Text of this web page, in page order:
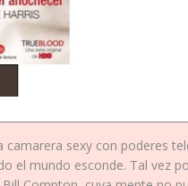
camarera sexy con poderes
el mundo esconde. Tal vez